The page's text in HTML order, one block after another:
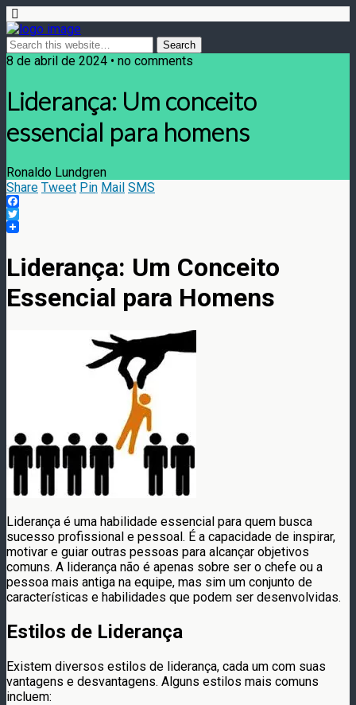
8 de abril de 2024 • no comments
Liderança: Um conceito
essencial para homens
Ronaldo Lundgren
Share Tweet Pin Mail SMS
Facebook
Twitter
Liderança: Um Conceito
Essencial para Homens
Liderança é uma habilidade essencial para quem busca
sucesso profissional e pessoal. É a capacidade de inspirar,
motivar e guiar outras pessoas para alcançar objetivos
comuns. A liderança não é apenas sobre ser o chefe ou a
pessoa mais antiga na equipe, mas sim um conjunto de
características e habilidades que podem ser desenvolvidas.
Estilos de Liderança
Existem diversos estilos de liderança, cada um com suas
vantagens e desvantagens. Alguns estilos mais comuns
incluem: